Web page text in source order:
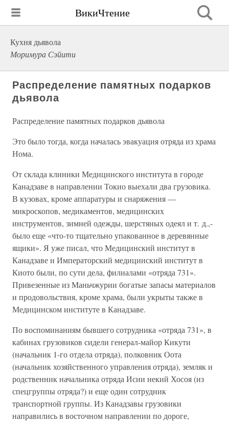
ВикиЧтение
Кухня дьявола
Моримура Сэйити
Распределение памятных подарков
дьявола
Распределение памятных подарков дьявола
Это было тогда, когда началась эвакуация отряда из храма
Нома.
От склада клиники Медицинского института в городе
Канадзаве в направлении Токио выехали два грузовика.
В кузовах, кроме аппаратуры и снаряжения —
микроскопов, медикаментов, медицинских
инструментов, зимней одежды, шерстяных одеял и т. д.,-
было еще «что-то тщательно упакованное в деревянные
ящики». Я уже писал, что Медицинский институт в
Канадзаве и Императорский медицинский институт в
Киото были, по сути дела, филиалами «отряда 731».
Привезенные из Маньчжурии богатые запасы материалов
и продовольствия, кроме храма, были укрыты также в
Медицинском институте в Канадзаве.
По воспоминаниям бывшего сотрудника «отряда 731», в
кабинах грузовиков сидели генерал-майор Кикути
(начальник 1-го отдела отряда), полковник Оота
(начальник хозяйственного управления отряда), земляк и
родственник начальника отряда Исии некий Хосоя (из
спецгруппы отряда?) и еще один сотрудник
транспортной группы. Из Канадзавы грузовики
направились в восточном направлении по дороге,